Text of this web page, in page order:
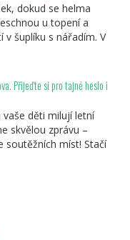
dokud se helma
u topení a
v šuplíku s nářadím. V
Přijeďte si pro tajné heslo i
děti milují letní
skvělou zprávu –
soutěžních míst! Stačí